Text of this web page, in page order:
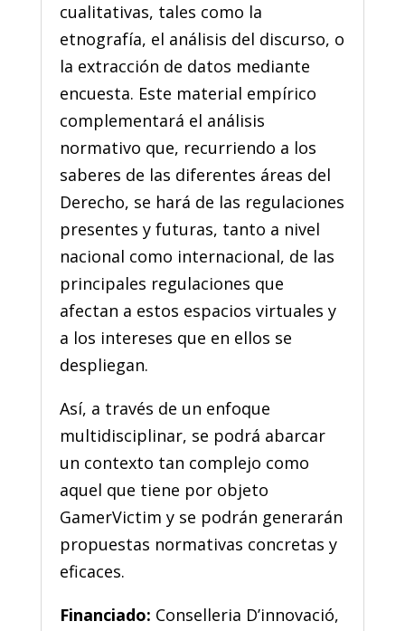
cualitativas, tales como la
etnografía, el análisis del discurso, o
la extracción de datos mediante
encuesta. Este material empírico
complementará el análisis
normativo que, recurriendo a los
saberes de las diferentes áreas del
Derecho, se hará de las regulaciones
presentes y futuras, tanto a nivel
nacional como internacional, de las
principales regulaciones que
afectan a estos espacios virtuales y
a los intereses que en ellos se
despliegan.
Así, a través de un enfoque
multidisciplinar, se podrá abarcar
un contexto tan complejo como
aquel que tiene por objeto
GamerVictim y se podrán generarán
propuestas normativas concretas y
eficaces.
Financiado: Conselleria D’innovació,